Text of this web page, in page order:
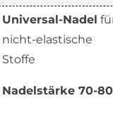
Universal-Nadel
nicht-elastische
Stoffe
Nadelstärke 70-80